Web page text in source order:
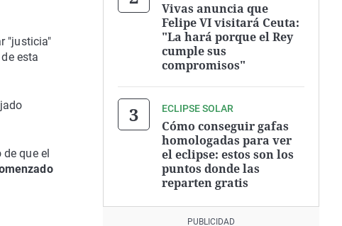
"justicia"
esta
que el
Vivas anuncia que
Felipe VI visitará Ceuta:
"La hará porque el Rey
cumple sus
compromisos"
ECLIPSE SOLAR
Cómo conseguir gafas
homologadas para ver
el eclipse: estos son los
puntos donde las
reparten gratis